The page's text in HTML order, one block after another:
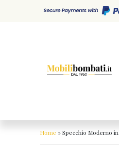
Home »Specchio Moderno